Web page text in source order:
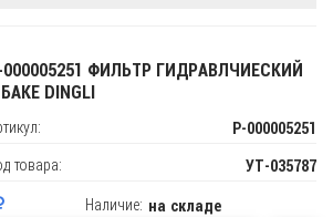
000005251 ФИЛЬТР ГИДРАВЛЧИЕСКИЙ
DINGLI
P-000005251
товара: УТ-035787
Наличие: на складе